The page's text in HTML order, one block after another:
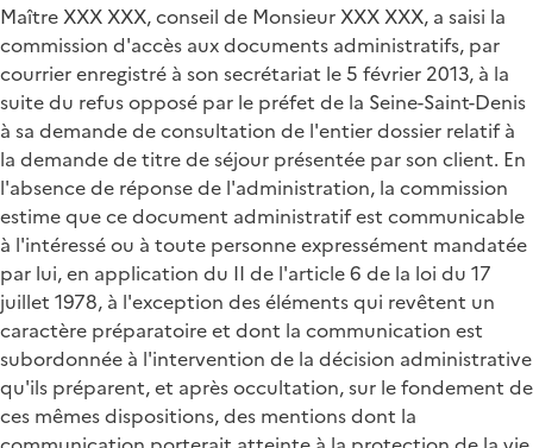
Maître XXX XXX, conseil de Monsieur XXX XXX, a saisi la
commission d'accès aux documents administratifs, par
courrier enregistré à son secrétariat le 5 février 2013, à la
suite du refus opposé par le préfet de la Seine-Saint-Denis
à sa demande de consultation de l'entier dossier relatif à
la demande de titre de séjour présentée par son client. En
l'absence de réponse de l'administration, la commission
estime que ce document administratif est communicable
à l'intéressé ou à toute personne expressément mandatée
par lui, en application du II de l'article 6 de la loi du 17
juillet 1978, à l'exception des éléments qui revêtent un
caractère préparatoire et dont la communication est
subordonnée à l'intervention de la décision administrative
qu'ils préparent, et après occultation, sur le fondement de
ces mêmes dispositions, des mentions dont la